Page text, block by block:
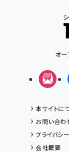
オ
メ
本サイトに
お問い合わ
プライバシ
会社概要